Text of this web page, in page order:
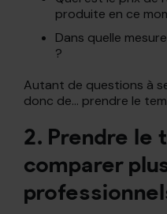
produite en ce
Dans quelle
?
Autant de questions à
donc de… prendre le
2. Prendre le
comparer